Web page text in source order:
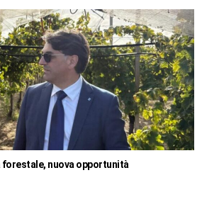
forestale, nuova opportunità